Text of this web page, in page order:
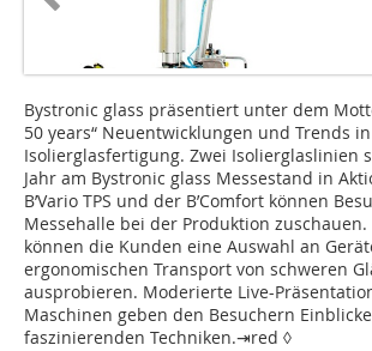
Bystronic glass präsentiert unter dem
50 years“ Neuentwicklungen und Trends
Isolierglasfertigung. Zwei Isolierglaslinien
Jahr am Bystronic glass Messestand in
B’Vario TPS und der B’Comfort können
Messehalle bei der Produktion
können die Kunden eine Auswahl an
ergonomischen Transport von schweren
ausprobieren. Moderierte Live-
Maschinen geben den Besuchern
faszinierenden Techniken.⇥red ◊